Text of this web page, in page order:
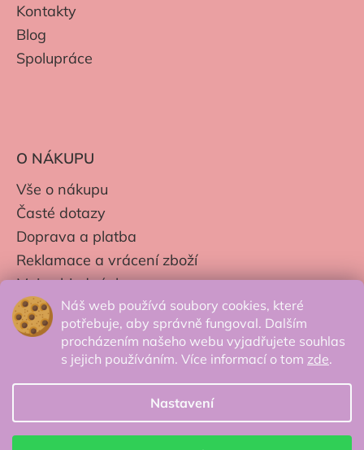
Náš web používá soubory cookies, které
potřebuje, aby správně fungoval. Dalším
procházením našeho webu vyjadřujete souhlas
s jejich používáním. Více informací o tom zde.
Nastavení
Kontakty
Blog
Spolupráce
O NÁKUPU
Vše o nákupu
Časté dotazy
Doprava a platba
Reklamace a vrácení zboží
Moje objednávky
Obchodní podmínky
Zpracování os. údajů
© 2026 Secretcorner.cz - Všechna práva
vyhrazena.